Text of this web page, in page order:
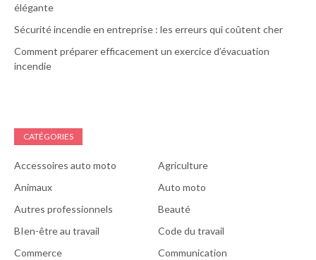
élégante
Sécurité incendie en entreprise : les erreurs qui coûtent cher
Comment préparer efficacement un exercice d’évacuation
incendie
CATÉGORIES
Accessoires auto moto
Agriculture
Animaux
Auto moto
Autres professionnels
Beauté
BIen-être au travail
Code du travail
Commerce
Communication